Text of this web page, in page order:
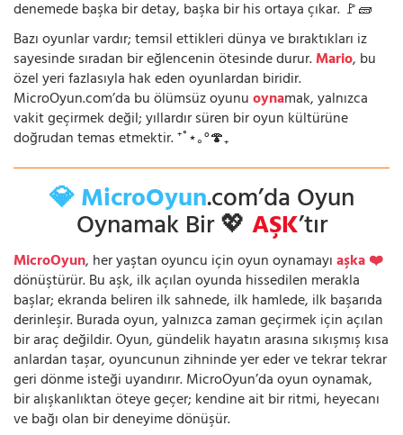
denemede başka bir detay, başka bir his ortaya çıkar. 🚩🧱
Bazı oyunlar vardır; temsil ettikleri dünya ve bıraktıkları iz
sayesinde sıradan bir eğlencenin ötesinde durur.Mario, bu
özel yeri fazlasıyla hak eden oyunlardan biridir.
MicroOyun.com’da bu ölümsüz oyunuoynamak, yalnızca
vakit geçirmek değil; yıllardır süren bir oyun kültürüne
doğrudan temas etmektir. ⁺˚⋆｡°🍄₊
💎 MicroOyun.com’da Oyun
Oynamak Bir 💖AŞK’tır
MicroOyun, her yaştan oyuncu için oyun oynamayıaşka ❤️
dönüştürür. Bu aşk, ilk açılan oyunda hissedilen merakla
başlar; ekranda beliren ilk sahnede, ilk hamlede, ilk başarıda
derinleşir. Burada oyun, yalnızca zaman geçirmek için açılan
bir araç değildir. Oyun, gündelik hayatın arasına sıkışmış kısa
anlardan taşar, oyuncunun zihninde yer eder ve tekrar tekrar
geri dönme isteği uyandırır. MicroOyun’da oyun oynamak,
bir alışkanlıktan öteye geçer; kendine ait bir ritmi, heyecanı
ve bağı olan bir deneyime dönüşür.